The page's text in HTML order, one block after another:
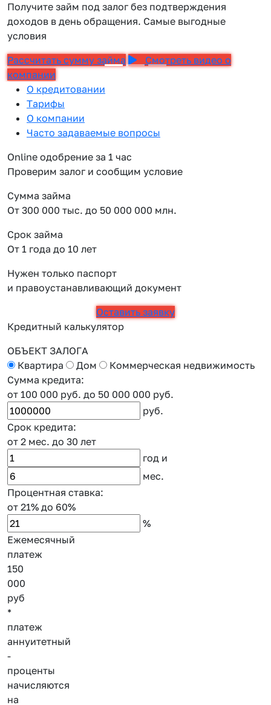
Получите займ под залог без подтверждения
доходов в день обращения. Самые выгодные
условия
Рассчитать сумму займа
Смотреть видео о
компании
О кредитовании
Тарифы
О компании
Часто задаваемые вопросы
Online одобрение за 1 час
Проверим залог и сообщим условие
Сумма займа
От 300 000 тыс. до 50 000 000 млн.
Срок займа
От 1 года до 10 лет
Нужен только паспорт
и правоустанавливающий документ
Оставить заявку
Кредитный калькулятор
ОБЪЕКТ ЗАЛОГА
Квартира
Дом
Коммерческая недвижимость
Сумма кредита:
от 100 000 руб. до 50 000 000 руб.
руб.
Срок кредита:
от 2 мес. до 30 лет
год и
мес.
Процентная ставка:
от 21% до 60%
%
Ежемесячный
платеж
150
000
руб
*
платеж
аннуитетный
-
проценты
начисляются
на